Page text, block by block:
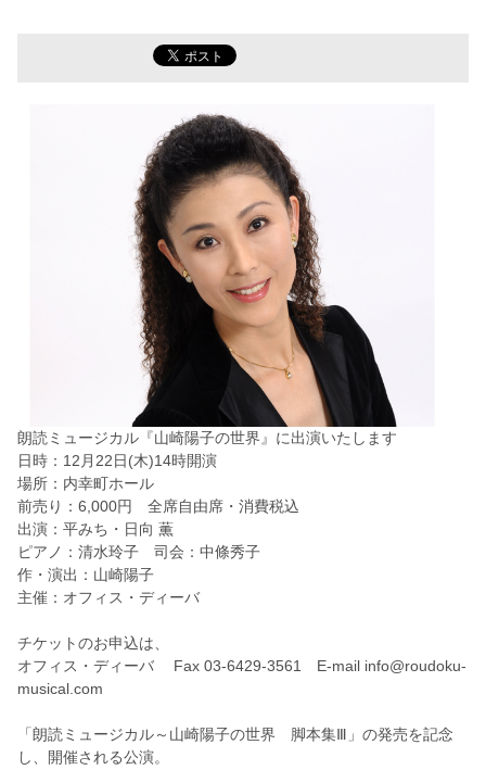
朗読ミュージカル『山崎陽子の世界』に出演いたします
日時：12月22日(木)14時開演
場所：内幸町ホール
前売り：6,000円 全席自由席・消費税込
出演：平みち・日向 薫
ピアノ：清水玲子 司会：中條秀子
作・演出：山崎陽子
主催：オフィス・ディーバ
チケットのお申込は、
オフィス・ディーバ Fax 03-6429-3561 E-mail info@roudoku-
musical.com
「朗読ミュージカル～山崎陽子の世界 脚本集Ⅲ」の発売を記念
し、開催される公演。